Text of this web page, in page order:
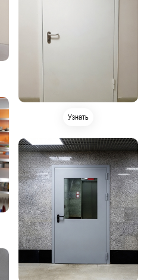
Узнать